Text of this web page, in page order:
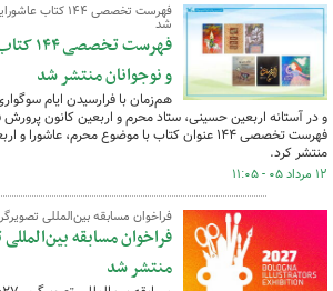
فهرست تخصصی ۱۴۴
شد
فهرست
و نوجوانان منتشر شد
هم‌زمان با فرارسیدن ایام
و در آستانه اربعین حسینی، ستاد محرم و اربعین کانون پرورش
فهرست تخصصی ۱۴۴ عنوان کتاب با موضوع محرم،
منتشر کرد.
۱۲ مرداد ۰۵ - ۱۱:۰۵
فراخوان مسابقه بین‌المللی تصویرگری ۲۰۲۷ بولونیا
منتشر شد